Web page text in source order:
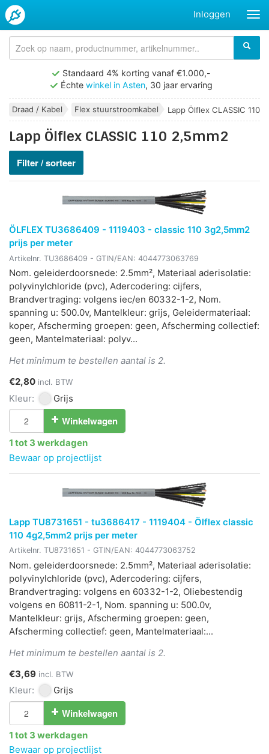
Inloggen
Standaard 4% korting vanaf €1.000,-
Échte winkel in Asten, 30 jaar ervaring
Draad / Kabel Flex stuurstroomkabel Lapp Ölflex CLASSIC 110
Lapp Ölflex CLASSIC 110 2,5mm2
Filter / sorteer
ÖLFLEX TU3686409 - 1119403 - classic 110 3g2,5mm2
prijs per meter
Artikelnr. TU3686409 - GTIN/EAN: 4044773063769
Nom. geleiderdoorsnede: 2.5mm², Materiaal aderisolatie:
polyvinylchloride (pvc), Adercodering: cijfers,
Brandvertraging: volgens iec/en 60332-1-2, Nom.
spanning u: 500.0v, Mantelkleur: grijs, Geleidermateriaal:
koper, Afscherming groepen: geen, Afscherming collectief:
geen, Mantelmateriaal: polyv...
Het minimum te bestellen aantal is 2.
€2,80 incl. BTW
Kleur: Grijs
Winkelwagen
1 tot 3 werkdagen
Bewaar op projectlijst
Lapp TU8731651 - tu3686417 - 1119404 - Ölflex classic
110 4g2,5mm2 prijs per meter
Artikelnr. TU8731651 - GTIN/EAN: 4044773063752
Nom. geleiderdoorsnede: 2.5mm², Materiaal aderisolatie:
polyvinylchloride (pvc), Adercodering: cijfers,
Brandvertraging: volgens en 60332-1-2, Oliebestendig
volgens en 60811-2-1, Nom. spanning u: 500.0v,
Mantelkleur: grijs, Afscherming groepen: geen,
Afscherming collectief: geen, Mantelmateriaal:...
Het minimum te bestellen aantal is 2.
€3,69 incl. BTW
Kleur: Grijs
Winkelwagen
1 tot 3 werkdagen
Bewaar op projectlijst